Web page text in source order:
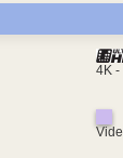
4K -